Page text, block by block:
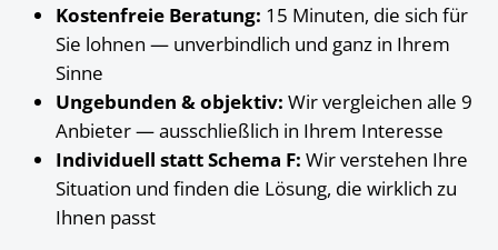
Kostenfreie Beratung: 15 Minuten, die sich für
Sie lohnen — unverbindlich und ganz in Ihrem
Sinne
Ungebunden & objektiv: Wir vergleichen alle 9
Anbieter — ausschließlich in Ihrem Interesse
Individuell statt Schema F: Wir verstehen Ihre
Situation und finden die Lösung, die wirklich zu
Ihnen passt